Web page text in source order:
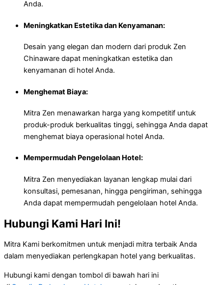
Anda.
Meningkatkan Estetika dan Kenyamanan:
Desain yang elegan dan modern dari produk Zen
Chinaware dapat meningkatkan estetika dan
kenyamanan di hotel Anda.
Menghemat Biaya:
Mitra Zen menawarkan harga yang kompetitif untuk
produk-produk berkualitas tinggi, sehingga Anda dapat
menghemat biaya operasional hotel Anda.
Mempermudah Pengelolaan Hotel:
Mitra Zen menyediakan layanan lengkap mulai dari
konsultasi, pemesanan, hingga pengiriman, sehingga
Anda dapat mempermudah pengelolaan hotel Anda.
Hubungi Kami Hari Ini!
Mitra Kami berkomitmen untuk menjadi mitra terbaik Anda
dalam menyediakan perlengkapan hotel yang berkualitas.
Hubungi kami dengan tombol di bawah hari ini